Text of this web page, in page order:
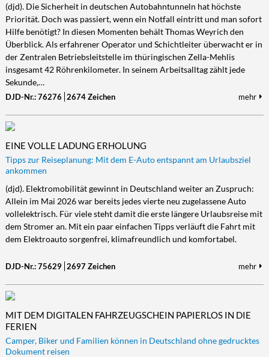
(djd). Die Sicherheit in deutschen Autobahntunneln hat höchste
Priorität. Doch was passiert, wenn ein Notfall eintritt und man sofort
Hilfe benötigt? In diesen Momenten behält Thomas Weyrich den
Überblick. Als erfahrener Operator und Schichtleiter überwacht er in
der Zentralen Betriebsleitstelle im thüringischen Zella-Mehlis
insgesamt 42 Röhrenkilometer. In seinem Arbeitsalltag zählt jede
Sekunde,…
DJD-Nr.: 76276 2674 Zeichen mehr
EINE VOLLE LADUNG ERHOLUNG
Tipps zur Reiseplanung: Mit dem E-Auto entspannt am Urlaubsziel
ankommen
(djd). Elektromobilität gewinnt in Deutschland weiter an Zuspruch:
Allein im Mai 2026 war bereits jedes vierte neu zugelassene Auto
vollelektrisch. Für viele steht damit die erste längere Urlaubsreise mit
dem Stromer an. Mit ein paar einfachen Tipps verläuft die Fahrt mit
dem Elektroauto sorgenfrei, klimafreundlich und komfortabel.
DJD-Nr.: 75629 2697 Zeichen mehr
MIT DEM DIGITALEN FAHRZEUGSCHEIN PAPIERLOS IN DIE
FERIEN
Camper, Biker und Familien können in Deutschland ohne gedrucktes
Dokument reisen